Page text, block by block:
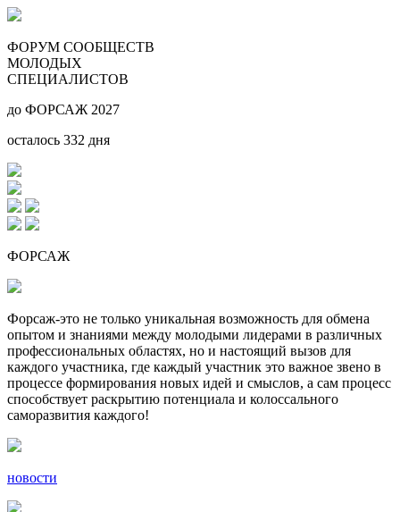
ФОРУМ СООБЩЕСТВ
МОЛОДЫХ
СПЕЦИАЛИСТОВ
до ФОРСАЖ 2027
осталось 332 дня
ФОРСАЖ
Форсаж-это не только уникальная возможность для обмена
опытом и знаниями между молодыми лидерами в различных
профессиональных областях, но и настоящий вызов для
каждого участника, где каждый участник это важное звено в
процессе формирования новых идей и смыслов, а сам процесс
способствует раскрытию потенциала и колоссального
саморазвития каждого!
новости